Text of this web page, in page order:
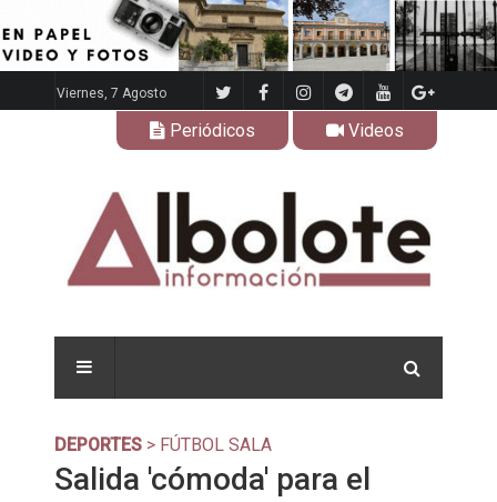
Viernes, 7 Agosto
Periódicos Videos
DEPORTES > FÚTBOL SALA
Salida 'cómoda' para el